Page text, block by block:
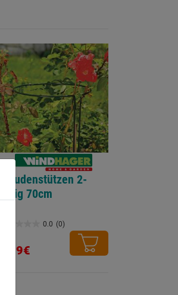
Staudenstützen 2-
teilig 70cm
0.0 (0)
7,59€